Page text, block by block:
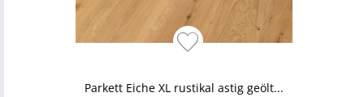
Parkett Eiche XL rustikal astig geölt...